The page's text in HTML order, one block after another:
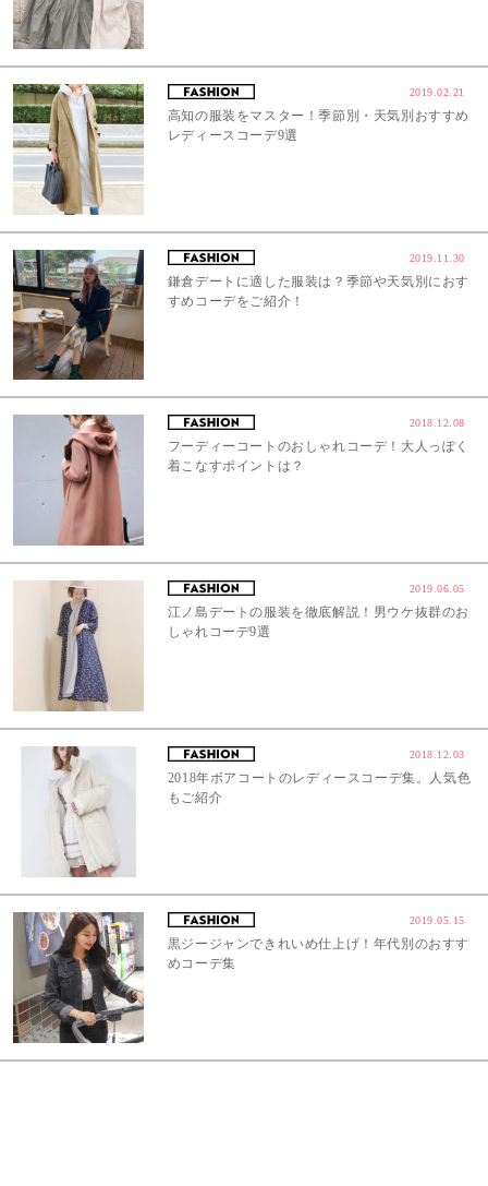
2019.02.21
高知の服装をマスター！季節別・天気別おすすめ
レディースコーデ9選
2019.11.30
鎌倉デートに適した服装は？季節や天気別におす
すめコーデをご紹介！
2018.12.08
フーディーコートのおしゃれコーデ！大人っぽく
着こなすポイントは？
2019.06.05
江ノ島デートの服装を徹底解説！男ウケ抜群のお
しゃれコーデ9選
2018.12.03
2018年ボアコートのレディースコーデ集。人気色
もご紹介
2019.05.15
黒ジージャンできれいめ仕上げ！年代別のおすす
めコーデ集